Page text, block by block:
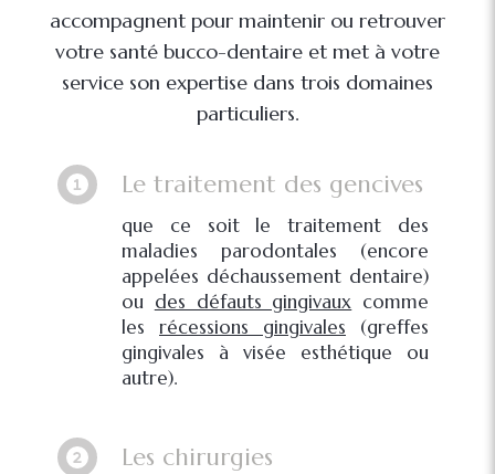
accompagnent pour maintenir ou retrouver
votre santé bucco-dentaire et met à votre
service son expertise dans trois domaines
particuliers.
Le traitement des gencives
que ce soit le traitement des
maladies parodontales (encore
appelées déchaussement dentaire)
ou des défauts gingivaux comme
les récessions gingivales (greffes
gingivales à visée esthétique ou
autre).
Les chirurgies